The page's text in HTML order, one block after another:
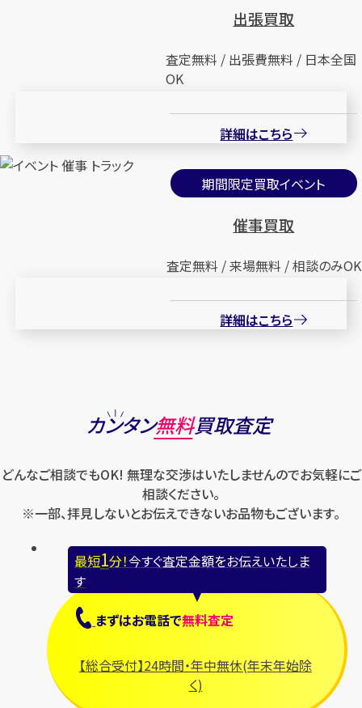
出張買取
査定無料 / 出張費無料 / 日本全国
OK
詳細はこちら
期間限定買取イベント
催事買取
査定無料 / 来場無料 / 相談のみOK
詳細はこちら
カンタン無料買取査定
どんなご相談でもOK! 無理な交渉はいたしませんのでお気軽にご
相談ください。
※一部、拝見しないとお伝えできないお品物もございます。
最短1分！今すぐ査定金額をお伝えいたしま
す
まずはお電話で無料査定
【総合受付】24時間・年中無休(年末年始除
く)